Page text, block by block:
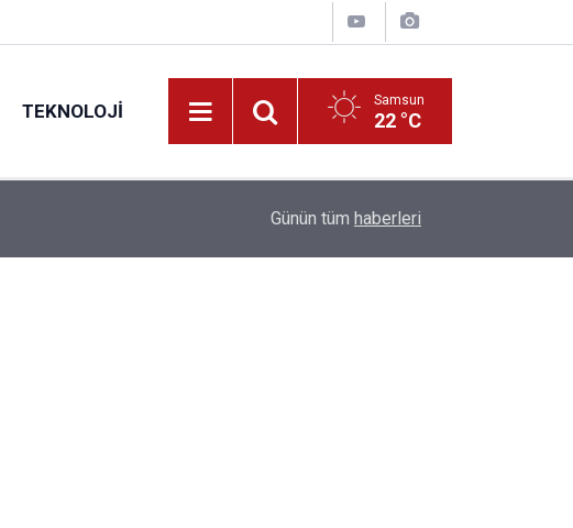
TEKNOLOJI Samsun
22 °C
Fahiş fiyatlar nedeniyle işletmelere 101 milyon
Günün tüm haberleri